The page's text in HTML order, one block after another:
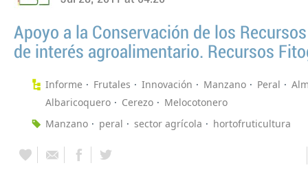
Apoyo a la Conservación de los
de interés agroalimentario. Recursos
Informe Frutales Innovación Manzano Peral
Albaricoquero
Cerezo
Melocotonero
Manzano
peral sector agrícola hortofruticultura